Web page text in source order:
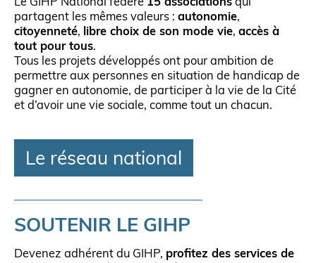
Le GIHP National fédère 15 associations qui
partagent les mêmes valeurs : autonomie,
citoyenneté, libre choix de son mode vie, accès à
tout pour tous.
Tous les projets développés ont pour ambition de
permettre aux personnes en situation de handicap de
gagner en autonomie, de participer à la vie de la Cité
et d’avoir une vie sociale, comme tout un chacun.
Le réseau national
SOUTENIR LE GIHP
Devenez adhérent du GIHP, profitez des services de